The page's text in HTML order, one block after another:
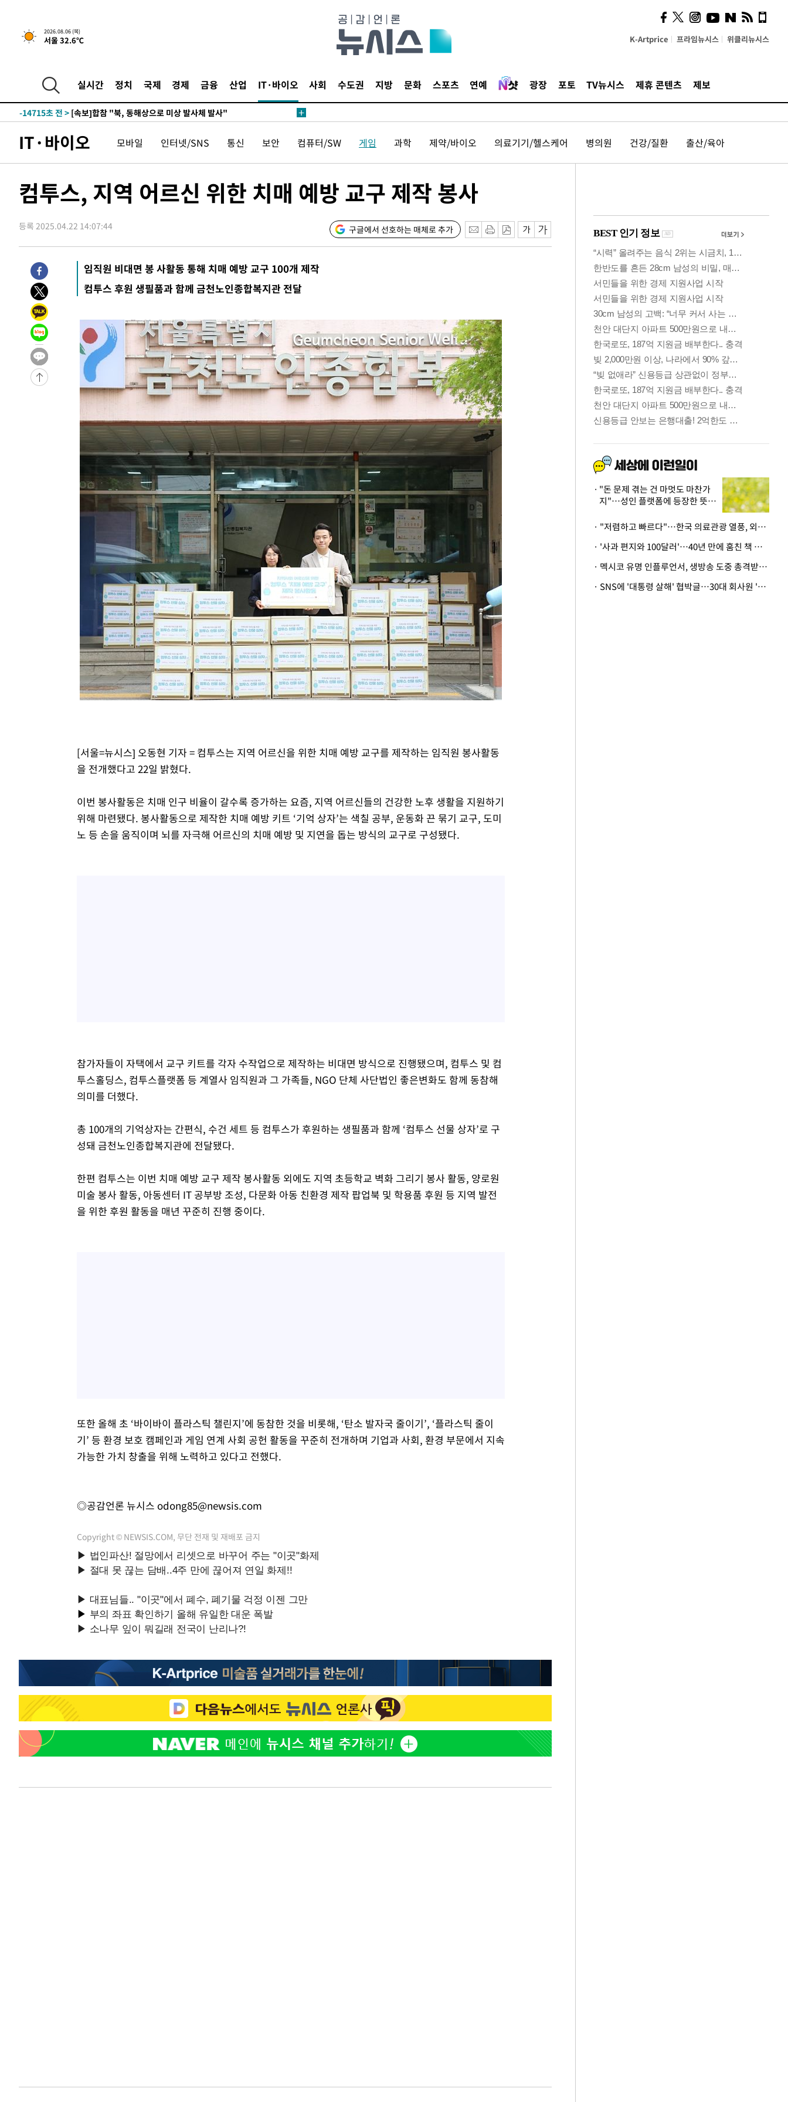
2026.08.06 (목)
서울 32.6℃ K-Artprice 프라임뉴시스 위클리뉴시스
실시간 정치 국제 경제 금융 산업 IT·바이오 사회 수도권 지방 문화 스포츠 연예 광장 포토 TV뉴시스 제휴 콘텐츠 제보
-31535초 전 >경찰, '홍명보는 2순위' 결론냈던 스포츠윤리센터도 압수수색
-17131초 전 >
[속보]합참 "北 발사체는 단거리탄도미사일…감시·경계태세 강
-15309초 전 >
[속보] SKT, 에이닷 서비스 장애 발생…"원인 파악 중"
-14715초 전 >
-14111초 전 > '낮 최고 39도' 불볕더위…한밤 열대야도 계속[내일날씨]
-13732초 전 > "韓 외환시장 개입 관측 배경엔 美의 대한국 무역적자 있어"
-13559초 전 >'월드컵 탈락 후폭풍' 축구협회…초유의 압수수색에 '충격·당황'
-12961초 전 >[속보]종합특검, 대검 추가 압수수색…내란 중요임무종사 혐의
-8986초 전 >[속보]코스피, 301.88포인트(4.58%) 내린 6296.38 마감
-8851초 전 >[속보]원·달러 환율, 0.7원 내린 1423.8원 마감
-6450초 전 >
"여기 떨어졌다"…다누리, 스페이스X 로켓 달 충돌 흔적 포착
-3495초 전 >
손흥민, 5경기 연속골 실패…LAFC는 승부차기 끝 과달라하라 격파
1시간 전 >
내일까지 39도 '펄펄'…기상청 "태풍 지나며 폭염 잠시 꺾인다"
1시간 전 >
1시간 전 >
"美간섭에 합의 지연"…트럼프, '이란 호르무즈 통제권' 수용할까
2시간 전 >
[속보]산업장관 "李정부, 원전 반대 안해…안정 전력 위해 불가피"
-31535초 전 >
경찰, '홍명보는 2순위' 결론냈던 스포츠윤리센터도 압수수색
-17131초 전 >
[속보]합참 "北 발사체는 단거리탄도미사일…감시·경계태세 강
日방위성, 北이 동해로 쏜 발사체는 탄도미사일 가능성
[속보] SKT, 에이닷 서비스 장애 발생…"원인 파악 중"
[속보]합참 "북, 동해상으로 미상 발사체 발사"
'낮 최고 39도' 불볕더위…한밤 열대야도 계속[내일날씨]
[속보]7~9일 프로야구 3연전도 폭염 취소…11일 재개
"韓 외환시장 개입 관측 배경엔 美의 대한국 무역적자 있어"
'월드컵 탈락 후폭풍' 축구협회…초유의 압수수색에 '충격·당황'
서울 낮 37.9도, 올여름 최고치 경신…영등포 순간 '40도'
[속보]종합특검, 대검 추가 압수수색…내란 중요임무종사 혐의
[속보]코스닥, 800p 회복…0.26% 오른 801.67 마감
[속보]코스피, 301.88포인트(4.58%) 내린 6296.38 마감
[속보]원·달러 환율, 0.7원 내린 1423.8원 마감
"여기 떨어졌다"…다누리, 스페이스X 로켓 달 충돌 흔적 포착
손흥민, 5경기 연속골 실패…LAFC는 승부차기 끝 과달라하라 격파
내일까지 39도 '펄펄'…기상청 "태풍 지나며 폭염 잠시 꺾인다"
트럼프, 한국계 진보 주지사 후보 맹공…"공산주의가 최대 위협"
"美간섭에 합의 지연"…트럼프, '이란 호르무즈 통제권' 수용할까
[속보]산업장관 "李정부, 원전 반대 안해…안정 전력 위해 불가피"
IT·바이오 모바일 인터넷/SNS 통신 보안 컴퓨터/SW 게임 과학 제약/바이오 의료기기/헬스케어 병의원 건강/질환 출산/육아
컴투스, 지역 어르신 위한 치매 예방 교구 제작 봉사
등록 2025.04.22 14:07:44 구글에서 선호하는 매체로 추가
임직원 비대면 봉 사활동 통해 치매 예방 교구 100개 제작
컴투스 후원 생필품과 함께 금천노인종합복지관 전달
[서울=뉴시스] 오동현 기자 = 컴투스는 지역 어르신을 위한 치매 예방 교구를 제작하는 임직원 봉사활동
을 전개했다고 22일 밝혔다.
이번 봉사활동은 치매 인구 비율이 갈수록 증가하는 요즘, 지역 어르신들의 건강한 노후 생활을 지원하기
위해 마련됐다. 봉사활동으로 제작한 치매 예방 키트 ‘기억 상자’는 색칠 공부, 운동화 끈 묶기 교구, 도미
노 등 손을 움직이며 뇌를 자극해 어르신의 치매 예방 및 지연을 돕는 방식의 교구로 구성됐다.
참가자들이 자택에서 교구 키트를 각자 수작업으로 제작하는 비대면 방식으로 진행됐으며, 컴투스 및 컴
투스홀딩스, 컴투스플랫폼 등 계열사 임직원과 그 가족들, NGO 단체 사단법인 좋은변화도 함께 동참해
의미를 더했다.
총 100개의 기억상자는 간편식, 수건 세트 등 컴투스가 후원하는 생필품과 함께 ‘컴투스 선물 상자’로 구
성돼 금천노인종합복지관에 전달됐다.
한편 컴투스는 이번 치매 예방 교구 제작 봉사활동 외에도 지역 초등학교 벽화 그리기 봉사 활동, 양로원
미술 봉사 활동, 아동센터 IT 공부방 조성, 다문화 아동 친환경 제작 팝업북 및 학용품 후원 등 지역 발전
을 위한 후원 활동을 매년 꾸준히 진행 중이다.
또한 올해 초 ‘바이바이 플라스틱 챌린지’에 동참한 것을 비롯해, ‘탄소 발자국 줄이기’, ‘플라스틱 줄이
기’ 등 환경 보호 캠페인과 게임 연계 사회 공헌 활동을 꾸준히 전개하며 기업과 사회, 환경 부문에서 지속
가능한 가치 창출을 위해 노력하고 있다고 전했다.
◎공감언론 뉴시스 odong85@newsis.com
Copyright © NEWSIS.COM, 무단 전재 및 재배포 금지
의견, 국토부·LH에 충실히
전달할 것"
"돈 문제 겪는 건 마멋도 마찬가
지"…성인 플랫폼에 등장한 뜻밖
· "저렴하고 빠르다"…한국 의료관광 열풍, 외신도 주목
· '사과 편지와 100달러'…40년 만에 훔친 책 돌려준 美 절도범
· 멕시코 유명 인플루언서, 생방송 도중 총격받아 사망
· SNS에 '대통령 살해' 협박글…30대 회사원 '불구속 송치'